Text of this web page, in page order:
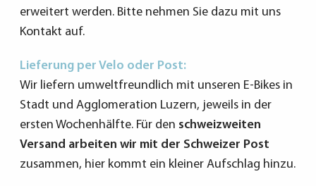
erweitert werden. Bitte nehmen Sie dazu mit uns
Kontakt auf.
Lieferung per Velo oder Post:
Wir liefern umweltfreundlich mit unseren E-Bikes in
Stadt und Agglomeration Luzern, jeweils in der
ersten Wochenhälfte. Für den schweizweiten
Versand arbeiten wir mit der Schweizer Post
zusammen, hier kommt ein kleiner Aufschlag hinzu.